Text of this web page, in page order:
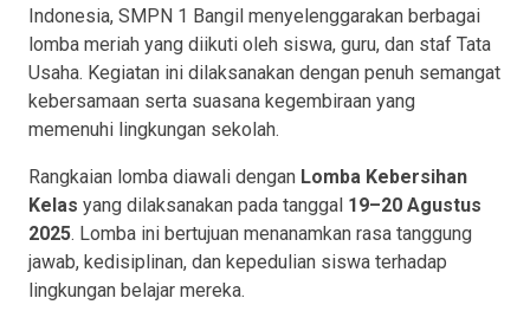
Indonesia, SMPN 1 Bangil menyelenggarakan berbagai
lomba meriah yang diikuti oleh siswa, guru, dan staf Tata
Usaha. Kegiatan ini dilaksanakan dengan penuh semangat
kebersamaan serta suasana kegembiraan yang
memenuhi lingkungan sekolah.
Rangkaian lomba diawali dengan Lomba Kebersihan
Kelas yang dilaksanakan pada tanggal 19–20 Agustus
2025. Lomba ini bertujuan menanamkan rasa tanggung
jawab, kedisiplinan, dan kepedulian siswa terhadap
lingkungan belajar mereka.